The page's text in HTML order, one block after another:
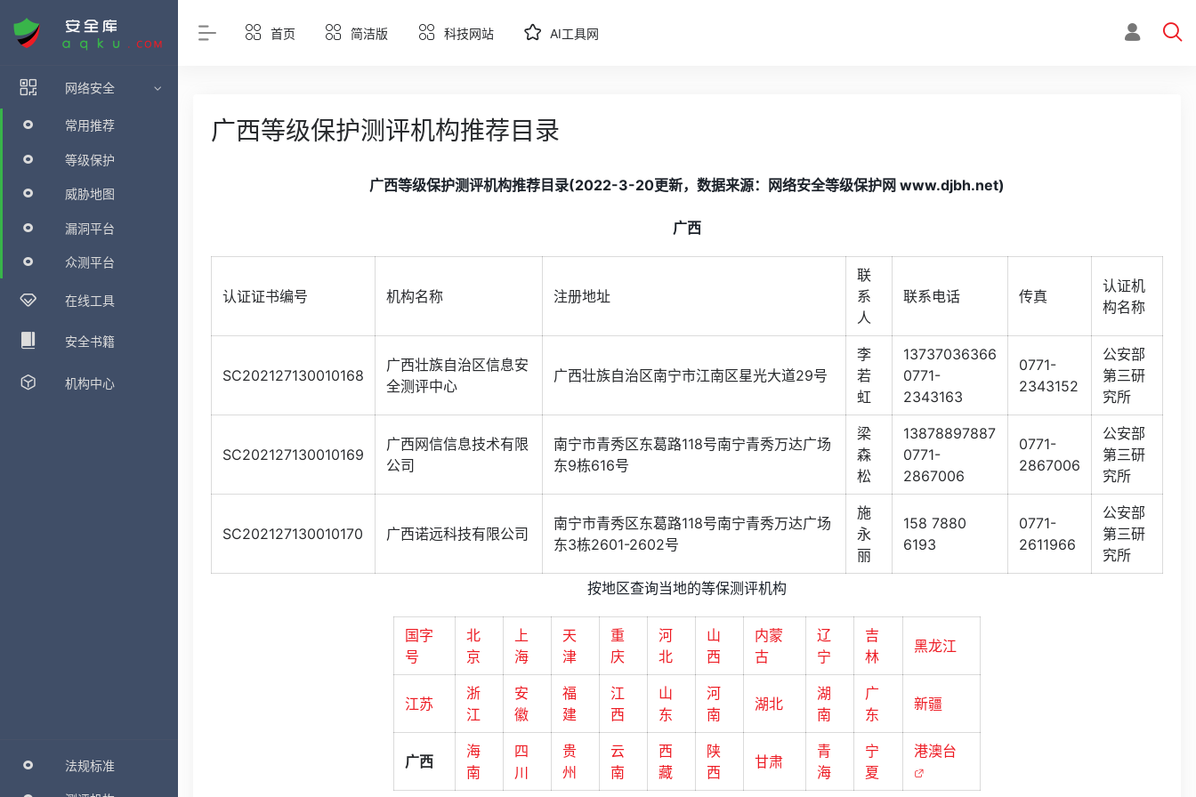
网络安全
常用推荐
等级保护
威胁地图
漏洞平台
众测平台
在线工具
安全书籍
机构中心
法规标准
首页 简洁版 科技网站 AI工具网
广西等级保护测评机构推荐目录
广西等级保护测评机构推荐目录(2022-3-20更新，数据来源：网络安全等级保护网 www.djbh.net)
广西
认证证书编号 机构名称 注册地址
联
系
人
联系电话 传真
认证机
构名称
SC202127130010168
广西壮族自治区信息安
全测评中心
广西壮族自治区南宁市江南区星光大道29号
李
若
虹
13737036366
0771-
2343163
0771-
2343152
公安部
第三研
究所
SC202127130010169
广西网信信息技术有限
公司
南宁市青秀区东葛路118号南宁青秀万达广场
东9栋616号
梁
森
松
13878897887
0771-
2867006
0771-
2867006
公安部
第三研
究所
SC202127130010170 广西诺远科技有限公司
南宁市青秀区东葛路118号南宁青秀万达广场
东3栋2601-2602号
施
永
丽
158 7880
6193
0771-
2611966
公安部
第三研
究所
按地区查询当地的等保测评机构
国字
号
北
京
上
海
天
津
重
庆
河
北
山
西
内蒙
古
辽
宁
吉
林
黑龙江
江苏
浙
江
安
徽
福
建
江
西
山
东
河
南
湖北
湖
南
广
东
新疆
广西
海
南
四
川
贵
州
云
南
西
藏
陕
西
甘肃
青
海
宁
夏
港澳台